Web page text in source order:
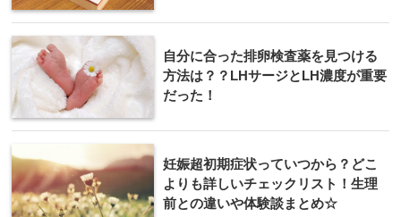
自分に合った排卵検査薬を見つける
方法は？？LHサージとLH濃度が重要
だった！
妊娠超初期症状っていつから？どこ
よりも詳しいチェックリスト！生理
前との違いや体験談まとめ☆